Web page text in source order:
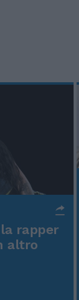
rapper
altro